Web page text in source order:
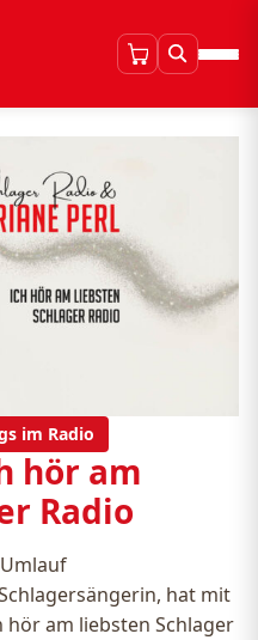
im Radio
hör am
Radio
hat mit
am liebsten Schlager